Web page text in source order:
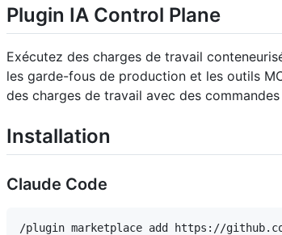
Plugin IA Control Plane
Exécutez des charges de travail
les garde-fous de production et les outils
des charges de travail avec des commandes
Installation
Claude Code
/plugin marketplace add https://